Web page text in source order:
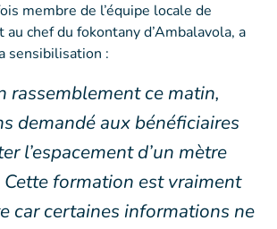
membre de l’équipe locale de
chef du fokontany d’Ambalavola, a
sensibilisation :
rassemblement ce matin,
demandé aux bénéficiaires
l’espacement d’un mètre
Cette formation est vraiment
car certaines informations ne